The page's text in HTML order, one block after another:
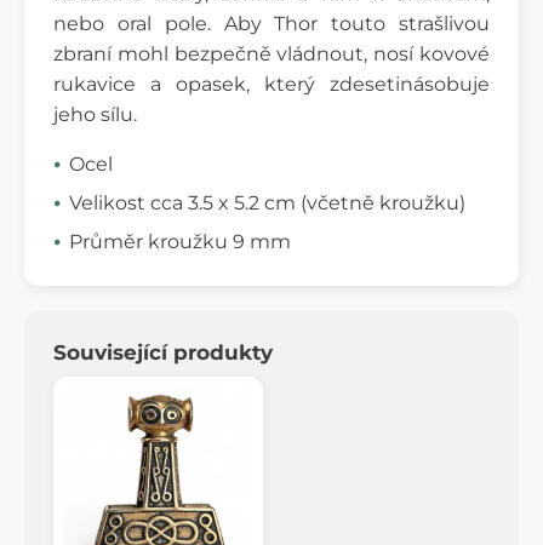
nebo oral pole. Aby Thor touto strašlivou
zbraní mohl bezpečně vládnout, nosí kovové
rukavice a opasek, který zdesetinásobuje
jeho sílu.
Ocel
Velikost cca 3.5 x 5.2 cm (včetně kroužku)
Průměr kroužku 9 mm
Související produkty